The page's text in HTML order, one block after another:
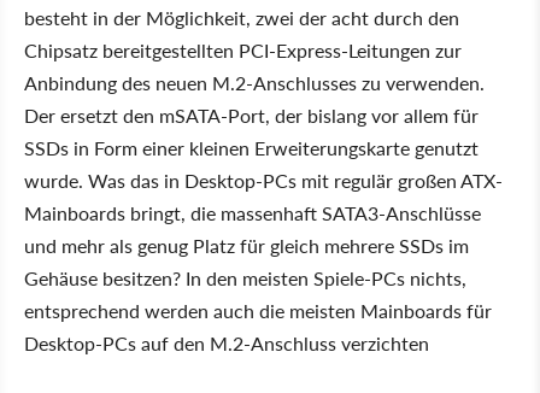
besteht in der Möglichkeit, zwei der acht durch den
Chipsatz bereitgestellten PCI-Express-Leitungen zur
Anbindung des neuen M.2-Anschlusses zu verwenden.
Der ersetzt den mSATA-Port, der bislang vor allem für
SSDs in Form einer kleinen Erweiterungskarte genutzt
wurde. Was das in Desktop-PCs mit regulär großen ATX-
Mainboards bringt, die massenhaft SATA3-Anschlüsse
und mehr als genug Platz für gleich mehrere SSDs im
Gehäuse besitzen? In den meisten Spiele-PCs nichts,
entsprechend werden auch die meisten Mainboards für
Desktop-PCs auf den M.2-Anschluss verzichten